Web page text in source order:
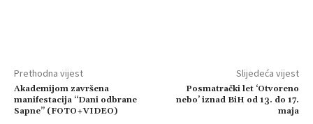
Prethodna vijest
Akademijom završena
manifestacija “Dani odbrane
Sapne” (FOTO+VIDEO)
Slijedeća vijest
Posmatrački let ‘Otvoreno
nebo’ iznad BiH od 13. do 17.
maja